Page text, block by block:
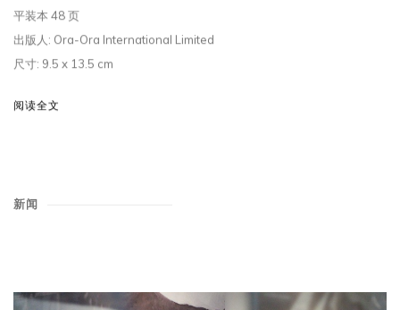
平装本 48 页
出版人: Ora-Ora International Limited
尺寸: 9.5 x 13.5 cm
阅读全文
新闻